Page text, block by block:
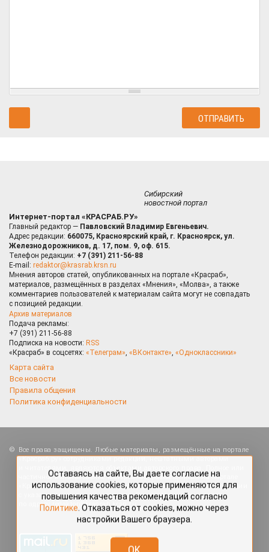
Сибирский
новостной портал
Интернет-портал «КРАСРАБ.РУ»
Главный редактор — Павловский Владимир Евгеньевич.
Адрес редакции: 660075, Красноярский край, г. Красноярск, ул.
Железнодорожников, д. 17, пом. 9, оф. 615.
Телефон редакции: +7 (391) 211-56-88
E-mail: redaktor@krasrab.krsn.ru
Мнения авторов статей, опубликованных на портале «Красраб»,
материалов, размещённых в разделах «Мнения», «Молва», а также
комментариев пользователей к материалам сайта могут не совпадать
с позицией редакции.
Архив материалов
Подача рекламы:
+7 (391) 211-56-88
Подписка на новости: RSS
«Красраб» в соцсетях: «Телеграм», «ВКонтакте», «Одноклассники»
Карта сайта
Все новости
Правила общения
Политика конфиденциальности
Все права защищены. Любые материалы, размещённые на портале
и читателями, являются объектами авторского права. Полное или
частичное использование материалов, размещённых на портале
«Красраб.ру», допускается только с письменного согласия редакции
с указанием ссылки на источник. Все вопросы можно задать
по адресуredaktor@krasrab.krsn.ru .
использование cookies, которые применяются для
Политике. Отказаться от cookies, можно через
настройки Вашего браузера.
OK